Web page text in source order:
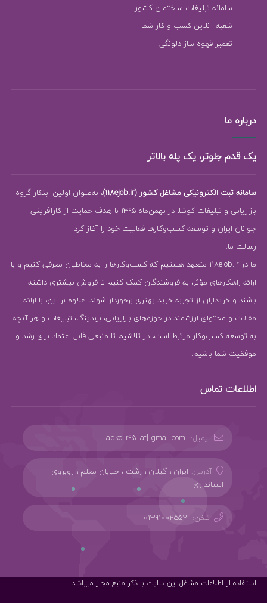
سامانه تبلیغات ساختمان کشور
شعبه آنلاین کسب و کار شما
تعمیر قهوه ساز دلونگی
درباره ما
یک قدم جلوتر، یک پله بالاتر
سامانه ثبت الکترونیکی مشاغل کشور (118ejob.ir)
، به‌عنوان اولین ابتکار گروه
بازاریابی و تبلیغات کوشا، در بهمن‌ماه 1395 با هدف حمایت از کارآفرینی
جوانان ایران و توسعه کسب‌وکارها فعالیت خود را آغاز کرد.
رسالت ما:
ما در 118ejob.ir متعهد هستیم که کسب‌وکارها را به مخاطبان معرفی کنیم و با
ارائه راهکارهای مؤثر، به فروشندگان کمک کنیم تا فروش بیشتری داشته
باشند و خریداران از تجربه خرید بهتری برخوردار شوند. علاوه بر این، با ارائه
مقالات و محتوای ارزشمند در حوزه‌های بازاریابی، برندینگ، تبلیغات و هر آنچه
به توسعه کسب‌وکار مرتبط است، در تلاشیم تا منبعی قابل اعتماد برای رشد و
موفقیت شما باشیم.
اطلاعات تماس
ایمیل: adko.ir95 [at] gmail.com
آدرس: ایران ، گیلان ، رشت ، خیابان معلم ، روبروی
استانداری
تلفن: 01391002552
استفاده از اطلاعات مشاغل این سایت با ذکر منبع مجاز میباشد.